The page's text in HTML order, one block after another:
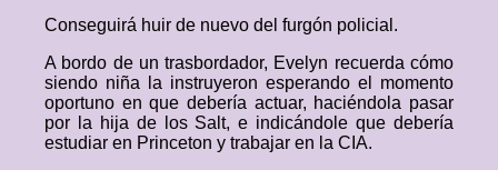
Conseguirá huir de nuevo del furgón policial.
A bordo de un trasbordador, Evelyn recuerda cómo
siendo niña la instruyeron esperando el momento
oportuno en que debería actuar, haciéndola pasar
por la hija de los Salt, e indicándole que debería
estudiar en Princeton y trabajar en la CIA.